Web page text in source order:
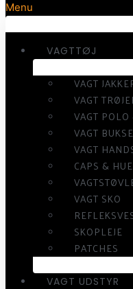
Menu
VAGTTØJ
VAGT
VAGT
VAGT
VAGT
VAGT
CAPS &
VAGT SKO
SKOPLEJE
PATCHES
VAGT UDSTYR